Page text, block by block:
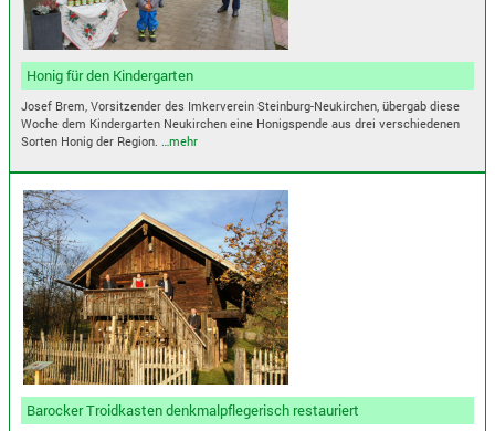
Honig für den Kindergarten
Josef Brem, Vorsitzender des Imkerverein Steinburg-Neukirchen, übergab diese
Woche dem Kindergarten Neukirchen eine Honigspende aus drei verschiedenen
Sorten Honig der Region.…mehr
Barocker Troidkasten denkmalpflegerisch restauriert